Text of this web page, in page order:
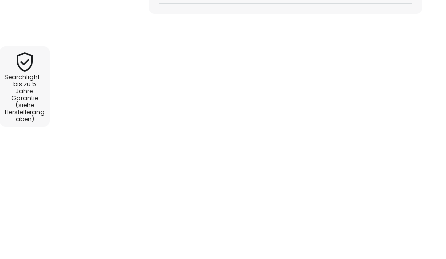
Hanna überzeugt als
den ersten Blick.
Searchlight –
bis zu 5
Jahre
Garantie
(siehe
Herstellerang
aben)